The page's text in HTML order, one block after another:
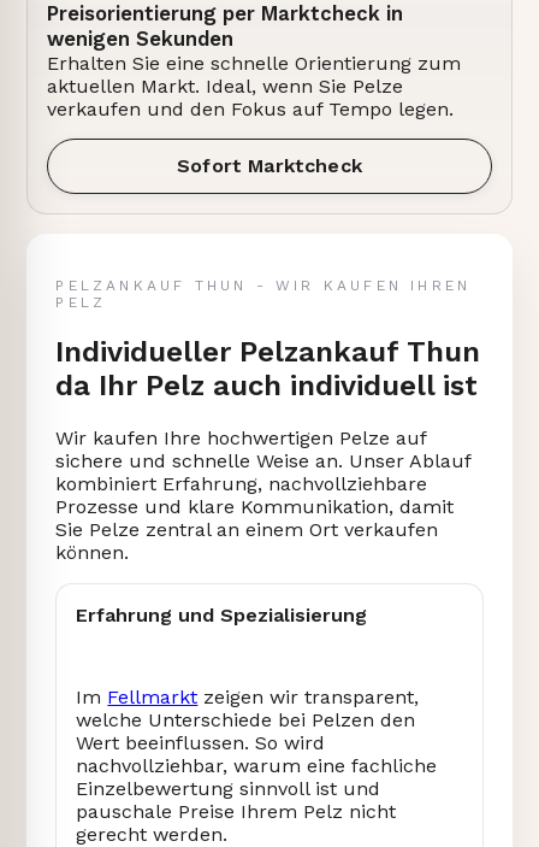
Preisorientierung per Marktcheck in
wenigen Sekunden
Erhalten Sie eine schnelle Orientierung zum
aktuellen Markt. Ideal, wenn Sie Pelze
verkaufen und den Fokus auf Tempo legen.
Sofort Marktcheck
PELZANKAUF THUN - WIR KAUFEN IHREN
PELZ
Individueller Pelzankauf Thun
da Ihr Pelz auch individuell ist
Wir kaufen Ihre hochwertigen Pelze auf
sichere und schnelle Weise an. Unser Ablauf
kombiniert Erfahrung, nachvollziehbare
Prozesse und klare Kommunikation, damit
Sie Pelze zentral an einem Ort verkaufen
können.
Erfahrung und Spezialisierung
Im Fellmarkt zeigen wir transparent,
welche Unterschiede bei Pelzen den
Wert beeinflussen. So wird
nachvollziehbar, warum eine fachliche
Einzelbewertung sinnvoll ist und
pauschale Preise Ihrem Pelz nicht
gerecht werden.